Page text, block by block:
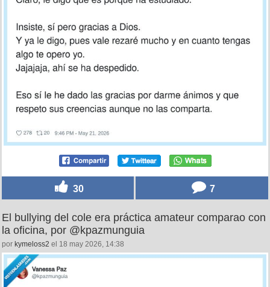
30 7
El bullying del cole era práctica amateur comparao con
la oficina, por @kpazmunguia
por kymeloss2 el 18 may 2026, 14:38